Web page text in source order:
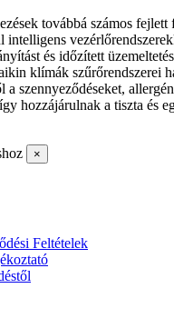
továbbá számos fejlett
intelligens
és időzített
klímák szűrőrendszerei
szennyeződéseket,
hozzájárulnak a tiszta és
×
Feltételek